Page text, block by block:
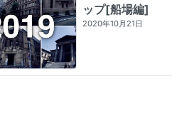
ップ[船場編]
2020年10月21日